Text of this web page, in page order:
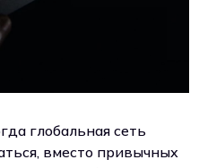
глобальная сеть
вместо привычных